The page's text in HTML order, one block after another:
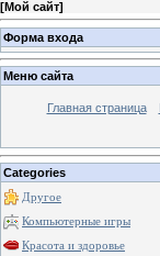
[Мой сайт]
Форма входа
Меню сайта
Главная страница
Categories
Другое
Компьютерные игры
Красота и здоровье